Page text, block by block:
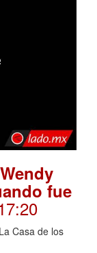
fue
Casa de los